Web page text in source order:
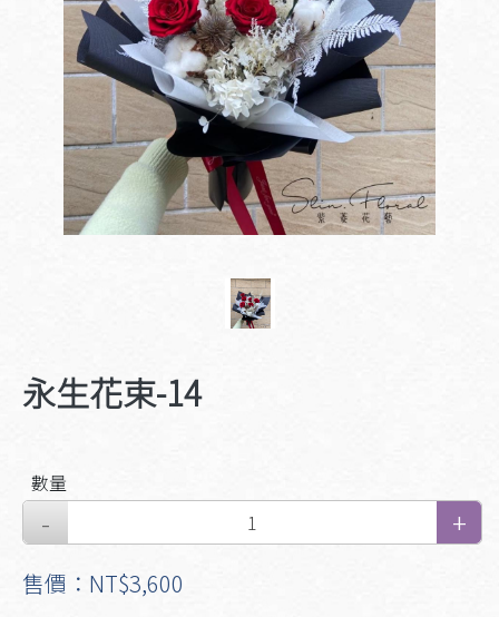
Previous
永生花束-14
數量
售價：NT$3,600